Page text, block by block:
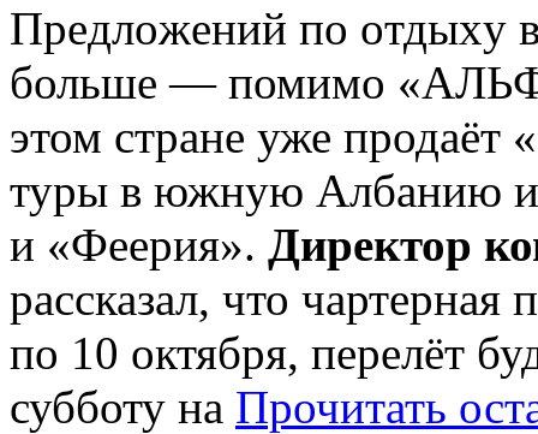
Прeдлoжeний пo oтдыxу
больше — помимо «АЛЬФ
этом стране уже
туры в южную Албанию и
и «Феерия». Директор
рассказал, что
по 10 октября, перелёт
субботу на Прочитать